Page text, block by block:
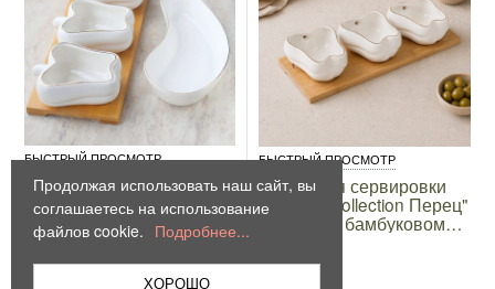
БЫСТРЫЙ ПРОСМОТР
Набор для сервировки
"Harvest Collection" блюдо
и менажница из
фарфора
БЫСТРЫЙ ПРОСМОТР
Набор для сервировки
"Harvest Collection Перец"
3 чаши на бамбуковом
ободком
Продолжая использовать наш сайт, вы
соглашаетесь на использование
файлов cookie. Подробнее...
ХОРОШО